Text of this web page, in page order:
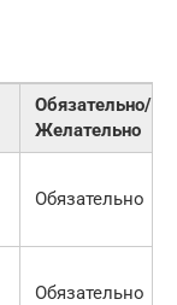
Обязательно/
Желательно
Обязательно
Обязательно